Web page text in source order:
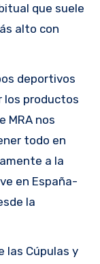
que suele
alto con
deportivos
los productos
MRA nos
todo en
a la
en España-
la
las Cúpulas y